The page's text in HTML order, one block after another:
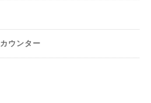
カウンター